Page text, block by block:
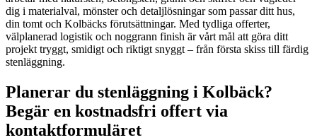
dig i materialval, mönster och detaljlösningar som passar ditt hus,
din tomt och Kolbäcks förutsättningar. Med tydliga offerter,
välplanerad logistik och noggrann finish är vårt mål att göra ditt
projekt tryggt, smidigt och riktigt snyggt – från första skiss till färdig
stenläggning.
Planerar du stenläggning i Kolbäck?
Begär en kostnadsfri offert via
kontaktformuläret